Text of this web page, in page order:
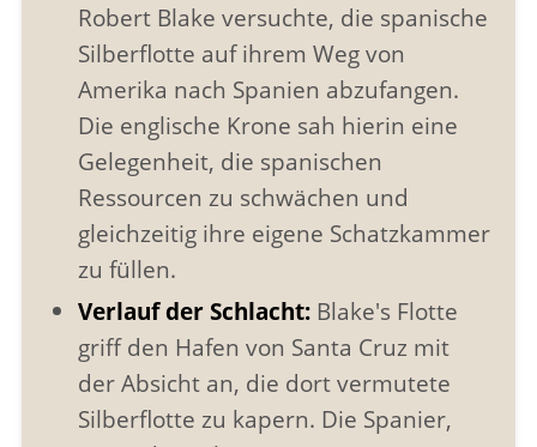
Robert Blake versuchte, die spanische
Silberflotte auf ihrem Weg von
Amerika nach Spanien abzufangen.
Die englische Krone sah hierin eine
Gelegenheit, die spanischen
Ressourcen zu schwächen und
gleichzeitig ihre eigene Schatzkammer
zu füllen.
Verlauf der Schlacht: Blake's Flotte
griff den Hafen von Santa Cruz mit
der Absicht an, die dort vermutete
Silberflotte zu kapern. Die Spanier,